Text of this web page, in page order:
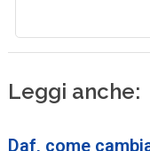
Leggi anche:
Daf, come